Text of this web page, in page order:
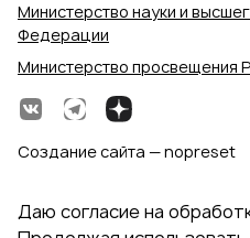
Министерство науки и
Федерации
Министерство просвещения
Создание сайта — nopreset
Даю согласие на